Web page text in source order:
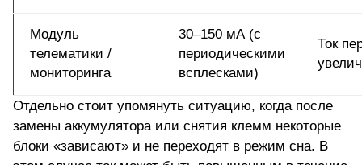
Модуль
телематики /
мониторинга
30–150 мА (с
периодическими
всплесками)
Ток
Отдельно стоит упомянуть ситуацию, когда после
замены аккумулятора или снятия клемм некоторые
блоки «зависают» и не переходят в режим сна. В